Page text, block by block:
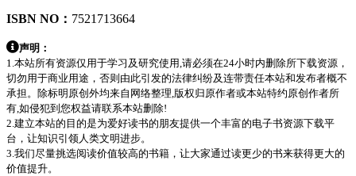
ISBN NO： 7521713664
声明：
1.本站所有资源仅用于学习及研究使用,请必须在24小时内删除所下载资源，
切勿用于商业用途，否则由此引发的法律纠纷及连带责任本站和发布者概不
承担。除标明原创外均来自网络整理,版权归原作者或本站特约原创作者所
有,如侵犯到您权益请联系本站删除!
2.建立本站的目的是为爱好读书的朋友提供一个丰富的电子书资源下载平
台，让知识引领人类文明进步。
3.我们尽量挑选阅读价值较高的书籍，让大家通过读更少的书来获得更大的
价值提升。